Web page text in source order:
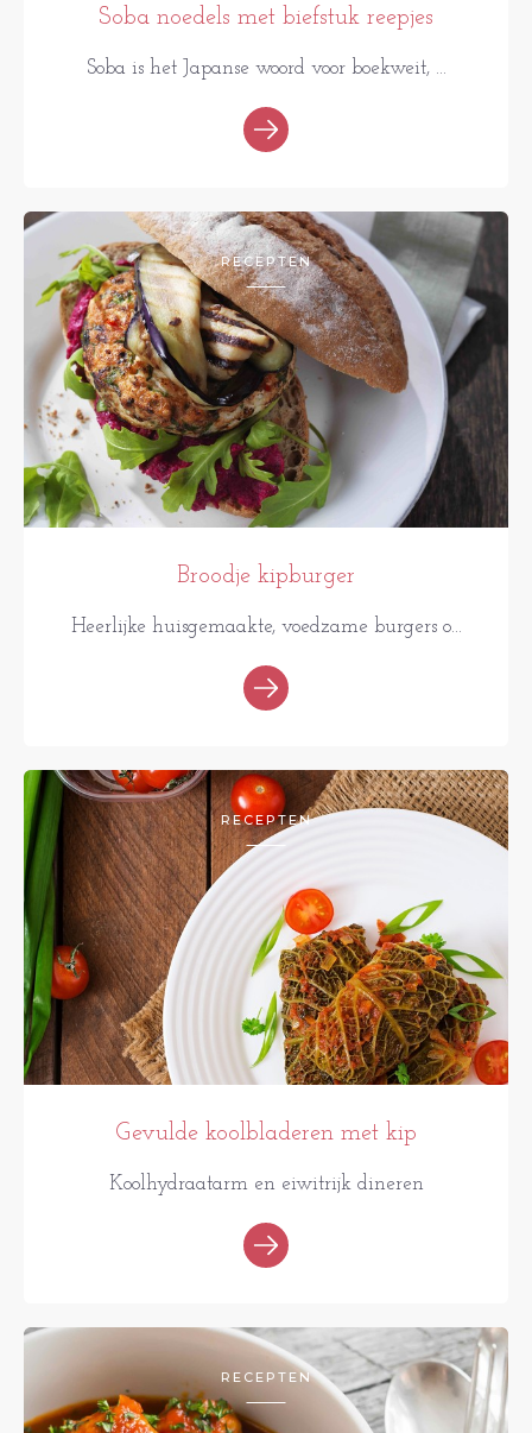
Soba noedels met biefstuk reepjes
Soba is het Japanse woord voor boekweit, ...
RECEPTEN
Broodje kipburger
Heerlijke huisgemaakte, voedzame burgers o...
RECEPTEN
Gevulde koolbladeren met kip
Koolhydraatarm en eiwitrijk dineren
RECEPTEN